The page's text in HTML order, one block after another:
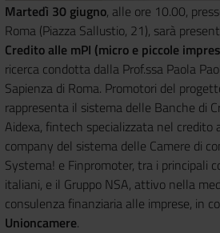
Martedì 30 giugno, alle ore 10.00,
Roma (Piazza Sallustio, 21), sarà
Credito alle mPI (micro e piccole
ricerca condotta dalla Prof.ssa Paola
Sapienza di Roma. Promotori del
rappresenta il sistema delle Banche di
Aidexa, fintech specializzata nel
company del sistema delle Camere di
Systema! e Finpromoter, tra i principali
italiani, e il Gruppo NSA, attivo nella
consulenza finanziaria alle imprese, in
Unioncamere.